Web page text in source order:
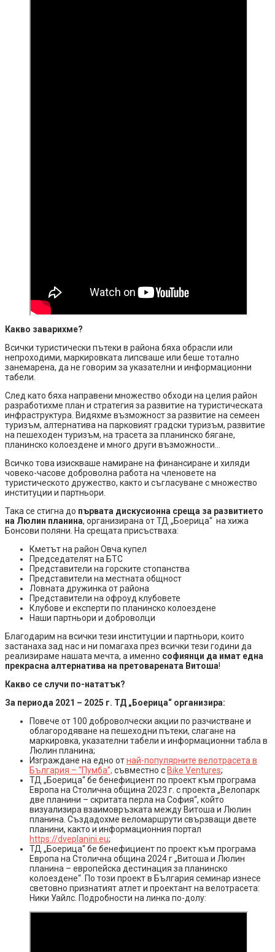
Какво заварихме?
Всички туристически пътеки в района бяха обрасли или
непроходими, маркировката липсваше или беше тотално
занемарена, да не говорим за указателни и информационни
табели.
След като бяха направени множество обходи на целия район
разработихме план и стратегия за развитие на туристическата
инфраструктура. Видяхме възможност за развитие на семеен
туризъм, алтернатива на парковият градски туризъм, развитие
на пешеходен туризъм, на трасета за планинско бягане,
планинско колоездене и много други възможности…
Всичко това изискваше намиране на финансиране и хиляди
човеко-часове доброволна работа на членовете на
туристическото дружество, както и съгласуване с множество
институции и партньори.
Така се стигна до първата дискусионна среща за развитието
на Люлин планина, организирана от ТД „Боерица“ на хижа
Бонсови поляни. На срещата присъстваха:
Кметът на район Овча купел
Председателят на БТС
Представители на горските стопанства
Представители на местната общност
Ловната дружинка от района
Представители на офроуд клубовете
Клубове и експерти по планинско колоездене
Наши партньори и доброволци
Благодарим на всички тези институции и партньори, които
застанаха зад нас и ни помагаха през всички тези години да
реализираме нашата мечта, а именно софиянци да имат една
прекрасна алтернатива на претоварената Витоша!
Какво се случи по-нататък?
За периода 2021 – 2025 г. ТД „Боерица“ организира:
Повече от 100 доброволчески акции по разчистване и
облагородяване на пешеходни пътеки, слагане на
маркировка, указателни табели и информационни табла в
Люлин планина;
Изграждане на едно отнай-популярните велотрасета в
България – “Пумба”, съвместно с Bike Ventures;
ТД „Боерица“ бе бенефициент по проект към програма
Европа на Столична община 2023 г. с проекта „Велопарк
две планини – скритата перла на София“, който
визуализира взаимовръзката между Витоша и Люлин
планина. Създадохме веломаршрути свързващи двете
планини, както и информационния портал
https://dveplanini.eu;
ТД „Боерица“ бе бенефициент по проект към програма
Европа на Столична община 2024 г „Витоша и Люлин
планина – европейска дестинация за планинско
колоездене“. По този проект в България семинар изнесе
световно признатият атлет и проектант на велотрасета:
Ники Уайлс. Подробности на линка по-долу: